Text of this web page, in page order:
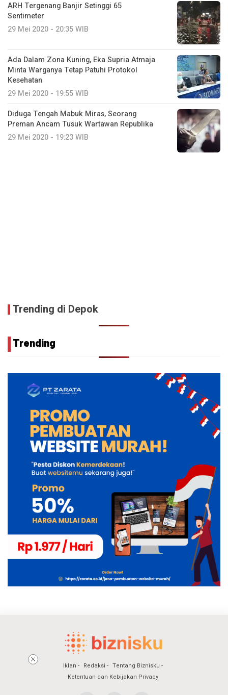
ARH Tergenang Banjir Setinggi 65
Sentimeter
29 Mei 2020 - 20:35 WIB
Ada Dalam Zona Kuning, Eka Supria Atmaja
Minta Warganya Tetap Patuhi Protokol
Kesehatan
29 Mei 2020 - 19:55 WIB
Diduga Tengah Mabuk Miras, Seorang
Preman Ancam Tusuk Wartawan Republika
29 Mei 2020 - 19:23 WIB
Trending di Depok
Trending
Iklan Redaksi
Tentang Biznisku
Ketentuan dan Kebijakan Privacy